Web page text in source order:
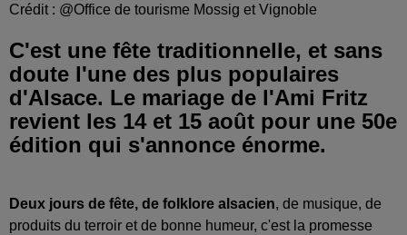
Crédit : @Office de tourisme Mossig et Vignoble
C'est une fête traditionnelle, et sans
doute l'une des plus populaires
d'Alsace. Le mariage de l'Ami Fritz
revient les 14 et 15 août pour une 50e
édition qui s'annonce énorme.
Deux jours de fête, de folklore alsacien, de musique, de
produits du terroir et de bonne humeur, c'est la promesse